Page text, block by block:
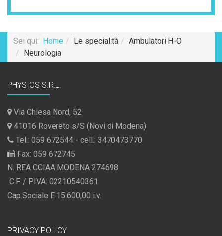
Sei qui: Home Le specialità
Ambulatori H-O
Neurologia
PHYSIOS S.R.L.
Via Chiesa Nord, 52
41016 Rovereto s/S (Novi di Modena)
Tel.: 059 672544 - cell.: 3470473770
Fax: 059 672745
N. REA CCIAA MODENA 274698
C.F. / P.IVA: 02210540361
Cap.Sociale E 15.600,00 i.v.
PRIVACY POLICY